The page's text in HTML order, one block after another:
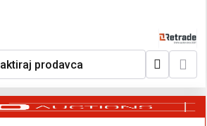
prodavca